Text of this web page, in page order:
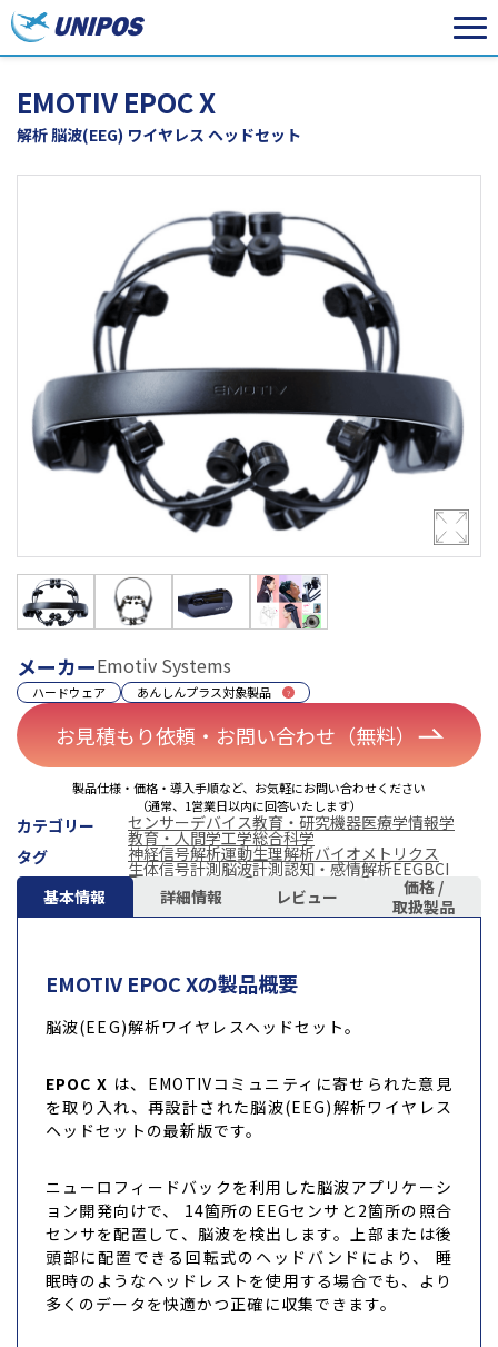
EMOTIV EPOC X
解析 脳波(EEG) ワイヤレス ヘッドセット
メーカーEmotiv Systems
ハードウェア あんしんプラス対象製品
お見積もり依頼・お問い合わせ（無料）
製品仕様・価格・導入手順など、お気軽にお問い合わせください
（通常、1営業日以内に回答いたします）
カテゴリー センサーデバイス教育・研究機器医療学情報学
教育・人間学工学総合科学
タグ
神経信号解析運動生理解析バイオメトリクス
生体信号計測脳波計測認知・感情解析EEGBCI
基本情報
詳細情報 レビュー
価格 /
取扱製品
EMOTIV EPOC Xの製品概要
脳波(EEG)解析ワイヤレスヘッドセット。
EPOC X は、EMOTIVコミュニティに寄せられた意見
を取り入れ、再設計された脳波(EEG)解析ワイヤレス
ヘッドセットの最新版です。
ニューロフィードバックを利用した脳波アプリケーシ
ョン開発向けで、 14箇所のEEGセンサと2箇所の照合
センサを配置して、脳波を検出します。上部または後
頭部に配置できる回転式のヘッドバンドにより、 睡
眠時のようなヘッドレストを使用する場合でも、より
多くのデータを快適かつ正確に収集できます。